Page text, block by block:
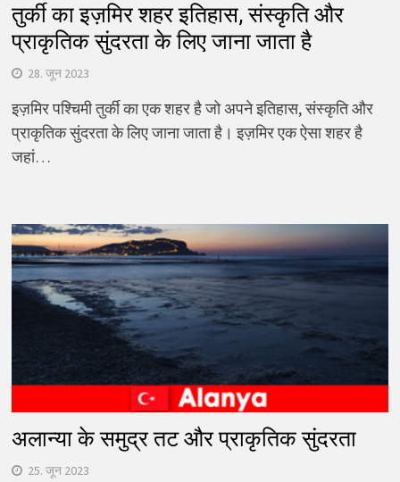
तुर्की का इज़मिर शहर इतिहास, संस्कृति और
प्राकृतिक सुंदरता के लिए जाना जाता है
28. जून 2023
इज़मिर पश्चिमी तुर्की का एक शहर है जो अपने इतिहास, संस्कृति और
प्राकृतिक सुंदरता के लिए जाना जाता है। इज़मिर एक ऐसा शहर है
जहां…
अलान्या के समुद्र तट और प्राकृतिक सुंदरता
25. जून 2023